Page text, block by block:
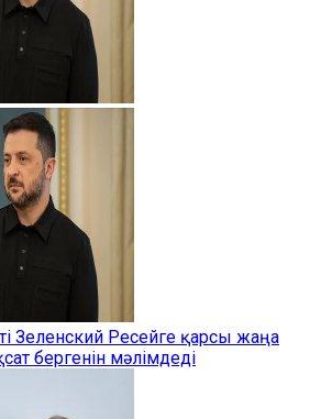
Зеленский Ресейге қарсы жаңа
бергенін мәлімдеді